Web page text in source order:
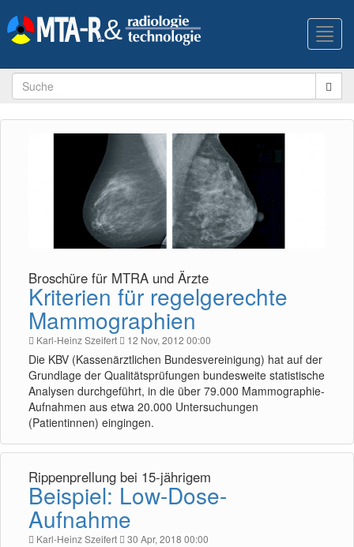
Broschüre für MTRA und Ärzte
Kriterien für regelgerechte
Mammographien
Karl-Heinz Szeifert 12 Nov, 2012 00:00
Die KBV (Kassenärztlichen Bundesvereinigung) hat auf der
Grundlage der Qualitätsprüfungen bundesweite statistische
Analysen durchgeführt, in die über 79.000 Mammographie-
Aufnahmen aus etwa 20.000 Untersuchungen
(Patientinnen) eingingen.
Rippenprellung bei 15-jährigem
Beispiel: Low-Dose-
Aufnahme
Karl-Heinz Szeifert 30 Apr, 2018 00:00